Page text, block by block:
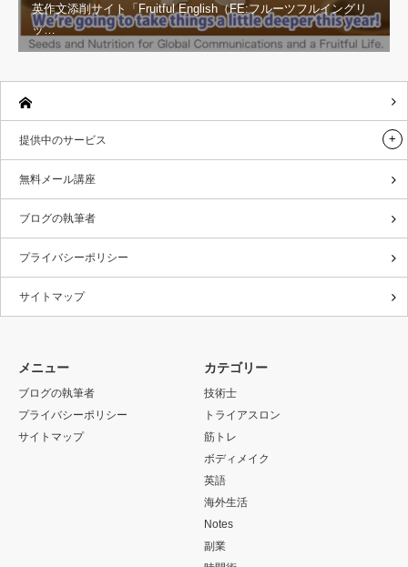
英作文添削サイト「Fruitful English（FE:フルーツフルイングリ
ッ…
提供中のサービス
無料メール講座
ブログの執筆者
プライバシーポリシー
サイトマップ
メニュー
ブログの執筆者
プライバシーポリシー
サイトマップ
カテゴリー
技術士
トライアスロン
筋トレ
ボディメイク
英語
海外生活
Notes
副業